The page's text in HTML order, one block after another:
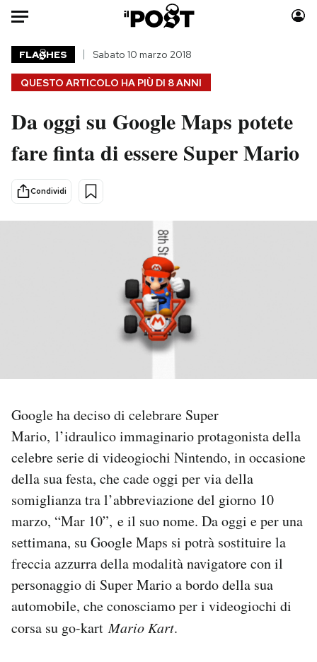
Auto
HOME
Italia
Politica
Tecnologia
Internet
Scienza
Moda
Consumismi
Media
Mondiali calcio 2026
I MIEI PREFERITI
SHOP
CALENDARIO
AREA PERSONALE
Area Personale
Newsletter
QUESTO ARTICOLO HA PIÙ DI 8 ANNI
FLA HES Sabato 10 marzo 2018
Da oggi su Google Maps potete
fare finta di essere Super Mario
Condividi
Google ha deciso di celebrare Super
Mario, l’idraulico immaginario protagonista della
celebre serie di videogiochi Nintendo, in occasione
della sua festa, che cade oggi per via della
somiglianza tra l’abbreviazione del giorno 10
marzo, “Mar 10”, e il suo nome. Da oggi e per una
settimana, su Google Maps si potrà sostituire la
freccia azzurra della modalità navigatore con il
personaggio di Super Mario a bordo della sua
automobile, che conosciamo per i videogiochi di
corsa su go-kartMario Kart.